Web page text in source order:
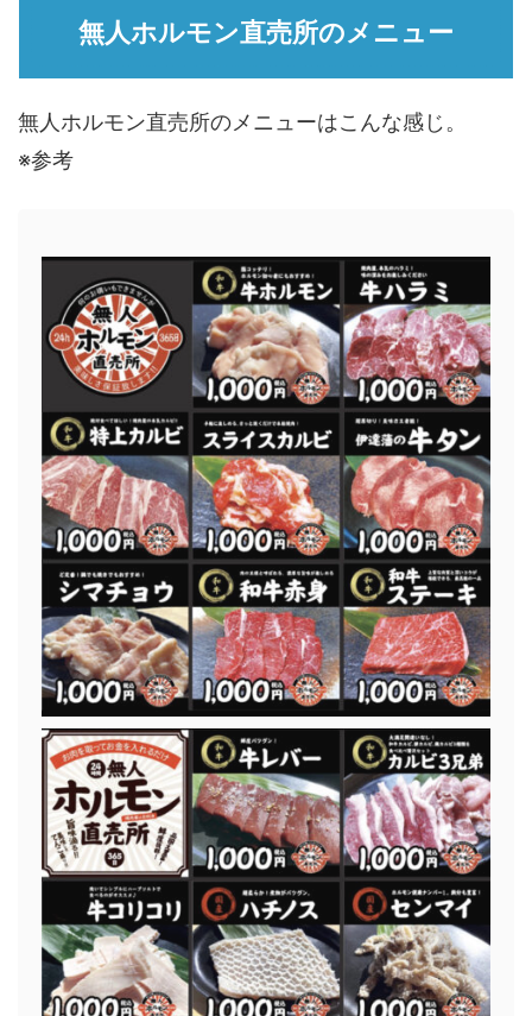
無人ホルモン直売所のメニュー
無人ホルモン直売所のメニューはこんな感じ。
※参考